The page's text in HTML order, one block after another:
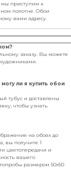
мы приступим к
полотне. Обои
вами адресу.
заказу. Вы можете
ли я купить обои
тубус и доставлены
чтобы узнать
на обоях до
вы получите 1
цветопередачи и
вашего
размером 50х50